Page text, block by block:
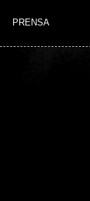
PRENSA